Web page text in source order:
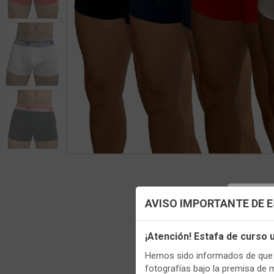
AVISO IMPORTANTE DE
¡Atención! Estafa de curso
Hemos sido informados de
fotografías bajo la premisa de